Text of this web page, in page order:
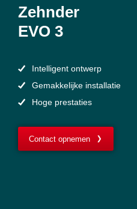
Zehnder
EVO 3
Intelligent ontwerp
Gemakkelijke installatie
Hoge prestaties
Contact opnemen